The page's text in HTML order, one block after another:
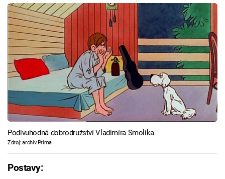
Podivuhodná dobrodružství Vladimíra Smolíka
Zdroj: archiv Prima
Postavy: